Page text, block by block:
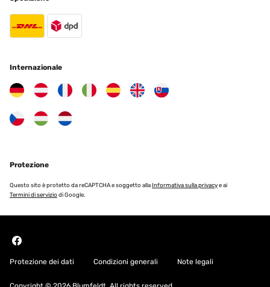
Internazionale
Protezione
Questo sito è protetto da reCAPTCHA e soggetto allaInformativa sulla privacye ai
Termini di servizio di Google.
Protezione dei dati Condizioni generali Note legali